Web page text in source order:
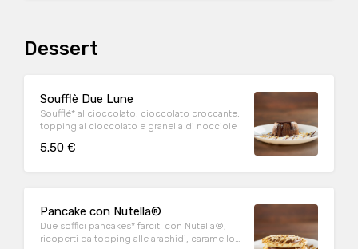
Dessert
Soufflè Due Lune
Soufflé* al cioccolato, cioccolato croccante,
topping al cioccolato e granella di nocciole
5.50 €
Pancake con Nutella®
Due soffici pancakes* farciti con Nutella®,
ricoperti da topping alle arachidi, caramello